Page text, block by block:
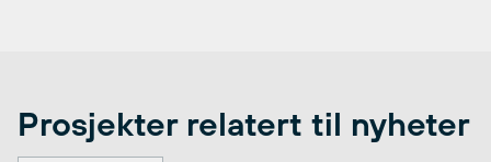
Prosjekter relatert til nyheter